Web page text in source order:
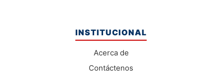
INSTITUCIONAL
Acerca de
Contáctenos